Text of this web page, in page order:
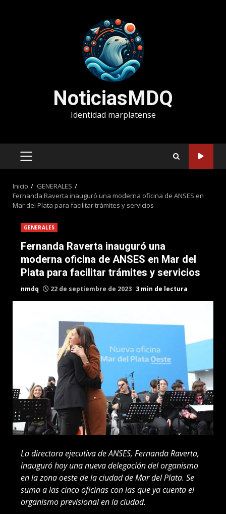
NoticiasMDQ
Identidad marplatense
MENÚ
Inicio
GENERALES
Fernanda Raverta inauguró una moderna oficina de ANSES en
Mar del Plata para facilitar trámites y servicios
GENERALES
Fernanda Raverta inauguró una
moderna oficina de ANSES en Mar del
Plata para facilitar trámites y servicios
nmdq 22 de septiembre de 2023 3 min de lectura
La directora ejecutiva de ANSES, Fernanda Raverta,
inauguró hoy una nueva delegación del organismo
en la zona oeste de la ciudad de Mar del Plata. Se
suma a las cinco oficinas con las que ya cuenta el
organismo previsional en la ciudad.